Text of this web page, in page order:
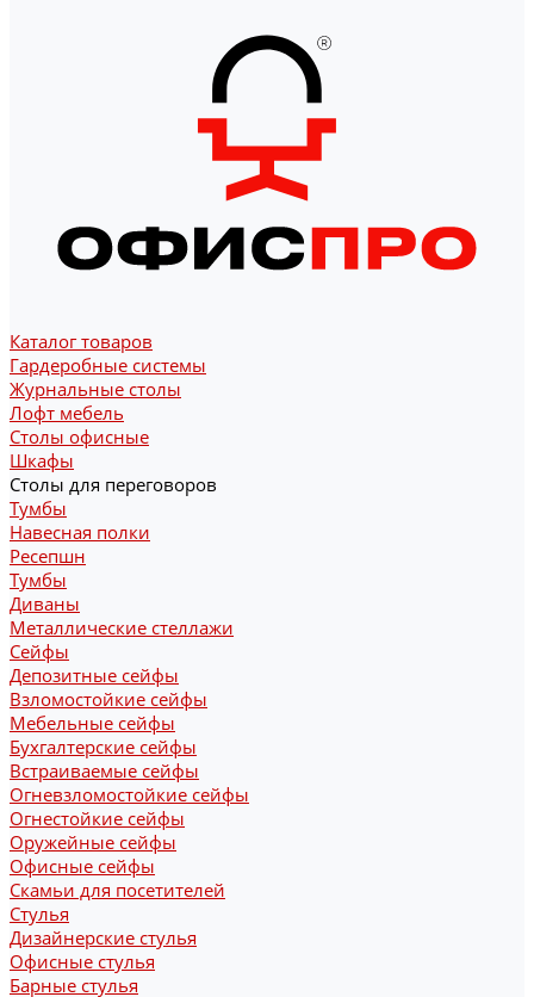
Каталог товаров
Гардеробные системы
Журнальные столы
Лофт мебель
Столы офисные
Шкафы
Столы для переговоров
Тумбы
Навесная полки
Ресепшн
Тумбы
Диваны
Металлические стеллажи
Сейфы
Депозитные сейфы
Взломостойкие сейфы
Мебельные сейфы
Бухгалтерские сейфы
Встраиваемые сейфы
Огневзломостойкие сейфы
Огнестойкие сейфы
Оружейные сейфы
Офисные сейфы
Скамьи для посетителей
Стулья
Дизайнерские стулья
Офисные стулья
Барные стулья